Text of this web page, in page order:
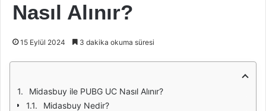
Nasıl Alınır?
15 Eylül 2024 3 dakika okuma süresi
Midasbuy ile PUBG UC Nasıl Alınır?
Midasbuy Nedir?